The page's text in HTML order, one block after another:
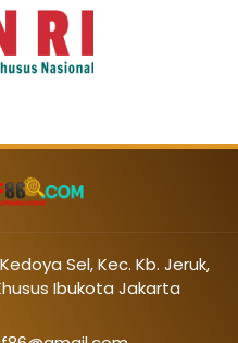
Sel, Kec. Kb. Jeruk,
Ibukota Jakarta